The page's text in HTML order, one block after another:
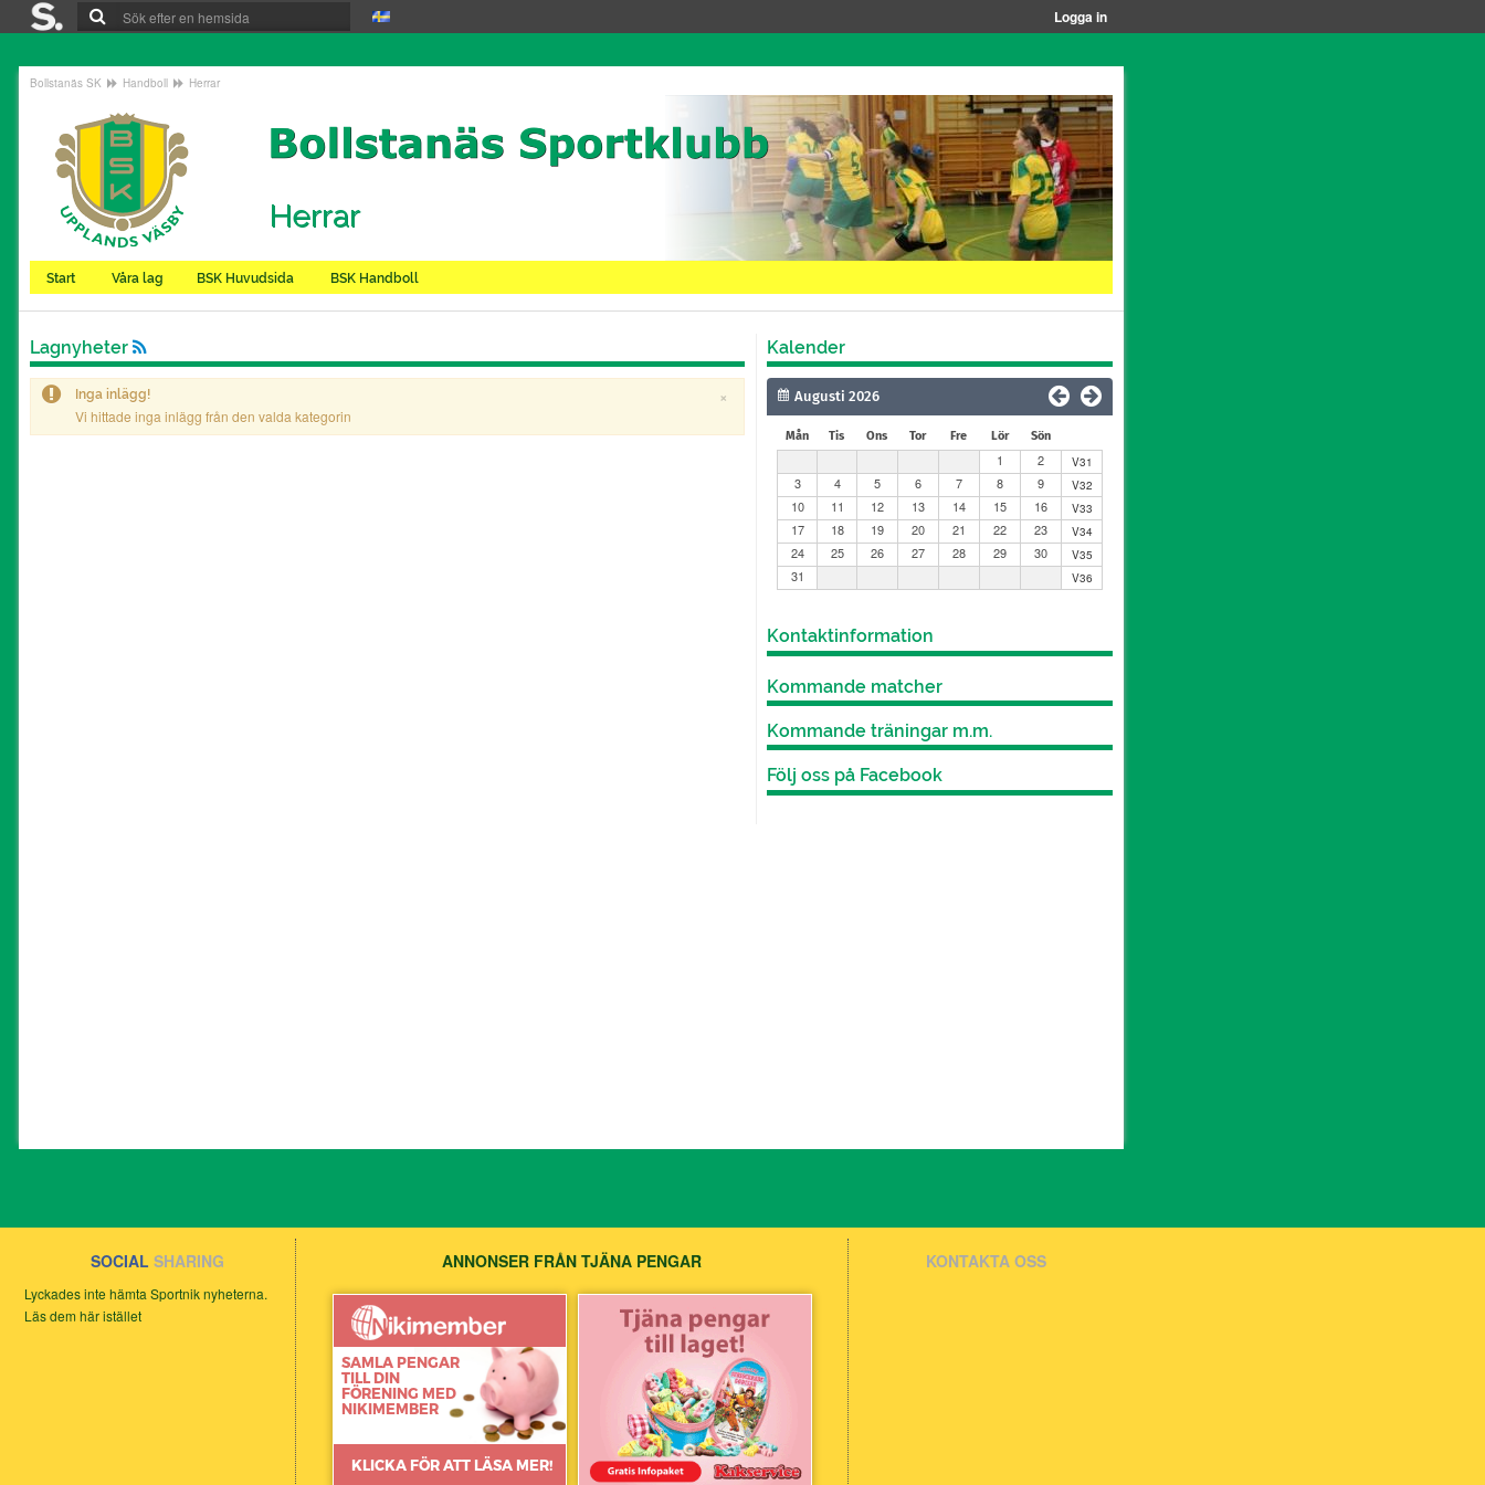
Logga in
Bollstanäs SK Handboll Herrar
Herrar
Start Våra lag BSK Huvudsida BSK Handboll
Lagnyheter
×
Inga inlägg!
Vi hittade inga inlägg från den valda kategorin
Kalender
Mån Tis Ons Tor Fre Lör Sön
1 2 V31
3 4 5 6 7 8 9 V32
10 11 12 13 14 15 16 V33
17 18 19 20 21 22 23 V34
24 25 26 27 28 29 30 V35
31 V36
Kontaktinformation
Kommande matcher
Kommande träningar m.m.
Följ oss på Facebook
SOCIAL SHARING
Lyckades inte hämta Sportnik nyheterna.
Läs dem här istället
ANNONSER FRÅN TJÄNA PENGAR KONTAKTA OSS